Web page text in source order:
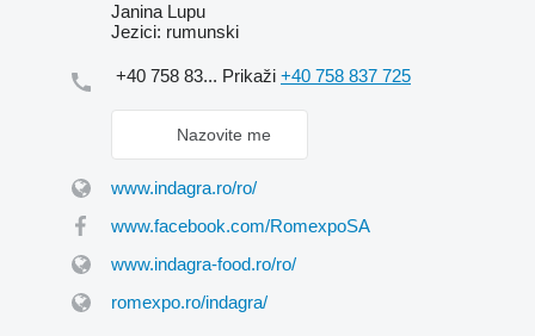
Janina Lupu
Jezici: rumunski
+40 758 83... Prikaži +40 758 837 725
Nazovite me
www.indagra.ro/ro/
www.facebook.com/RomexpoSA
www.indagra-food.ro/ro/
romexpo.ro/indagra/